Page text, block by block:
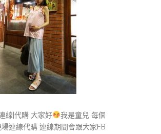
線|代購 大家好
我是童兒 每個
連線代購 連線期間會跟大家FB